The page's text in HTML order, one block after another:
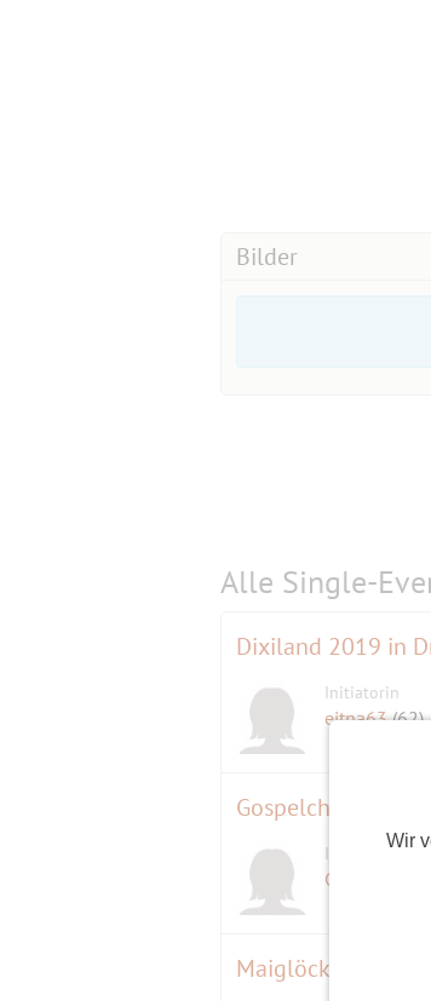
Wir
Bilder
Alle Single-
Dixiland 2019 in
Initiatorin
ejtna63(62)
Initiatorin
Claudi Tegel
Maiglöckchen im